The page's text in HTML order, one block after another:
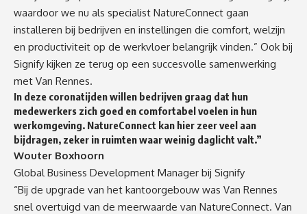
waardoor we nu als specialist NatureConnect gaan
installeren bij bedrijven en instellingen die comfort, welzijn
en productiviteit op de werkvloer belangrijk vinden.” Ook bij
Signify kijken ze terug op een succesvolle samenwerking
met Van Rennes.
In deze coronatijden willen bedrijven graag dat hun
medewerkers zich goed en comfortabel voelen in hun
werkomgeving. NatureConnect kan hier zeer veel aan
bijdragen, zeker in ruimten waar weinig daglicht valt.”
Wouter Boxhoorn
Global Business Development Manager bij Signify
“Bij de upgrade van het kantoorgebouw was Van Rennes
snel overtuigd van de meerwaarde van NatureConnect. Van